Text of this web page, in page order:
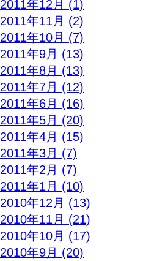
2011年12月 (1)
2011年11月 (2)
2011年10月 (7)
2011年9月 (13)
2011年8月 (13)
2011年7月 (12)
2011年6月 (16)
2011年5月 (20)
2011年4月 (15)
2011年3月 (7)
2011年2月 (7)
2011年1月 (10)
2010年12月 (13)
2010年11月 (21)
2010年10月 (17)
2010年9月 (20)